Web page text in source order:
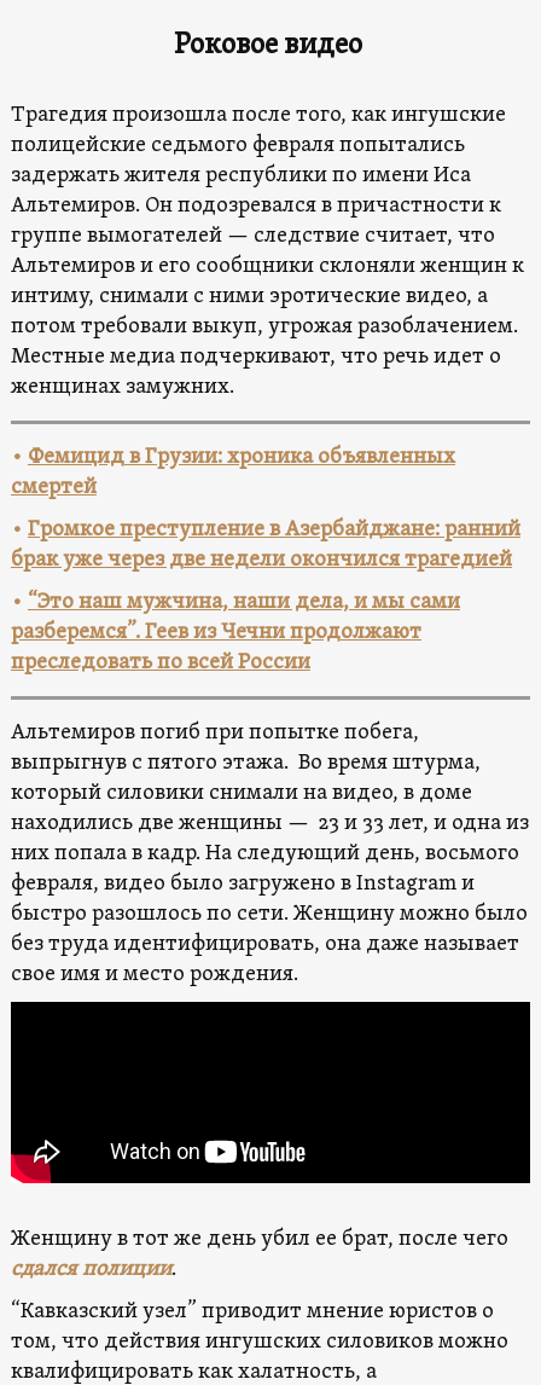
Роковое видео
Трагедия произошла после того, как ингушские
полицейские седьмого февраля попытались
задержать жителя республики по имени Иса
Альтемиров. Он подозревался впричастности к
группе вымогателей — следствие считает, что
Альтемиров и его сообщники склоняли женщин к
интиму, снимали с ними эротические видео, а
потом требовали выкуп, угрожая разоблачением.
Местные медиа подчеркивают, что речь идет о
женщинах замужних.
• Фемицид в Грузии: хроника объявленных
смертей
• Громкое преступление в Азербайджане: ранний
брак уже через две недели окончился трагедией
• “Это наш мужчина, наши дела, и мы сами
разберемся”. Геев из Чечни продолжают
преследовать по всей России
Альтемиров погиб при попытке побега,
выпрыгнув с пятого этажа. Во время штурма,
который силовики снимали на видео, в доме
находились две женщины — 23 и 33 лет, и одна из
них попала в кадр. На следующий день, восьмого
февраля, видео было загружено в Instagram и
быстро разошлось по сети. Женщину можно было
без труда идентифицировать, она даже называет
свое имя и место рождения.
Женщину в тот же день убил ее брат, после чего
сдался полиции.
“Кавказский узел” приводит мнение юристов о
том, что действия ингушских силовиков можно
квалифицировать как халатность, а